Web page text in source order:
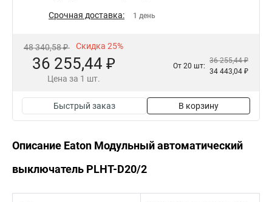
Срочная доставка: 1 день
48 340,58 ₽ Скидка 25%
36 255,44 ₽
Цена за 1 шт.
От 20 шт:
36 255,44 ₽
34 443,04 ₽
Быстрый заказ В корзину
Описание Eaton Модульный автоматический
выключатель PLHT-D20/2